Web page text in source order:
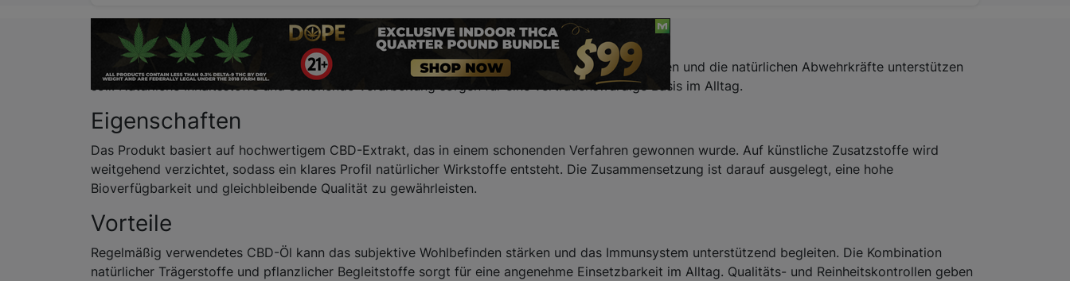
Beschreibung
CBD Ursprung IMMUN bietet eine gezielte Produktformulierung, die das allgemeine Wohlbefinden und die natürlichen Abwehrkräfte unterstützen
soll. Natürliche Inhaltsstoffe und schonende Verarbeitung sorgen für eine vertrauenswürdige Basis im Alltag.
Eigenschaften
Das Produkt basiert auf hochwertigem CBD-Extrakt, das in einem schonenden Verfahren gewonnen wurde. Auf künstliche Zusatzstoffe wird
weitgehend verzichtet, sodass ein klares Profil natürlicher Wirkstoffe entsteht. Die Zusammensetzung ist darauf ausgelegt, eine hohe
Bioverfügbarkeit und gleichbleibende Qualität zu gewährleisten.
Vorteile
Regelmäßig verwendetes CBD-Öl kann das subjektive Wohlbefinden stärken und das Immunsystem unterstützend begleiten. Die Kombination
natürlicher Trägerstoffe und pflanzlicher Begleitstoffe sorgt für eine angenehme Einsetzbarkeit im Alltag. Qualitäts- und Reinheitskontrollen geben